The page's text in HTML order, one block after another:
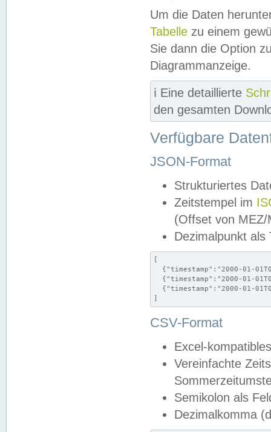
Um die Daten
Tabelle zu einem
Sie dann die Option
Diagrammanzeige.
ℹ️ Eine detaillierte
den gesamten
Verfügbare
JSON-Format
Strukturiertes
Zeitstempel im
(Offset von MEZ/
Dezimalpunkt als
[
{"timestamp":"2000-01-
{"timestamp":"2000-01-
{"timestamp":"2000-01-
]
CSV-Format
Excel-
Vereinfachte
Semikolon als
Dezimalkomma